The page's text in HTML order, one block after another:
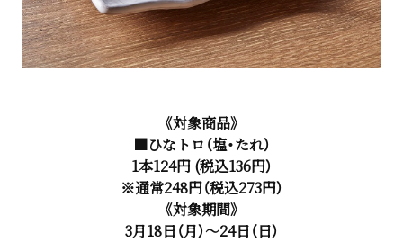
《対象商品》
■ひなトロ（塩・たれ）
1本124円 (税込136円）
※通常248円（税込273円）
《対象期間》
3月18日（月）～24日（日）